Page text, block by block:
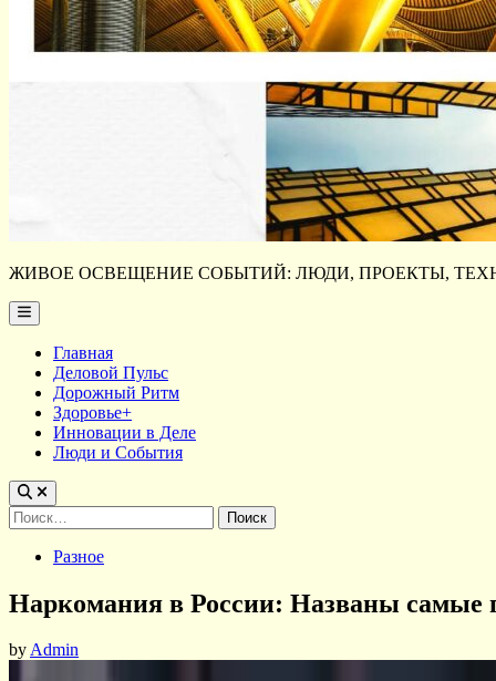
ЖИВОЕ ОСВЕЩЕНИЕ СОБЫТИЙ: ЛЮДИ, ПРОЕКТЫ,
Main
Menu
Главная
Деловой Пульс
Дорожный Ритм
Здоровье+
Инновации в Деле
Люди и События
Найти:
PostedРазное
Наркомания в России: Названы самые
byAdmin